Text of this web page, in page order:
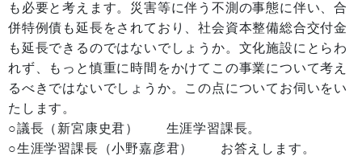
も必要と考えます。災害等に伴う不測の事態に伴い、合
併特例債も延長をされており、社会資本整備総合交付金
も延長できるのではないでしょうか。文化施設にとらわ
れず、もっと慎重に時間をかけてこの事業について考え
るべきではないでしょうか。この点についてお伺いをい
たします。
○議長（新宮康史君） 生涯学習課長。
○生涯学習課長（小野嘉彦君） お答えします。